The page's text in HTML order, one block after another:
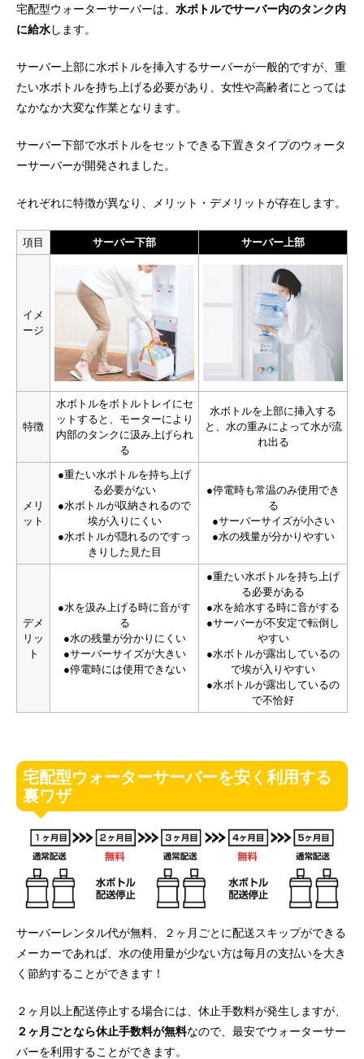
宅配型ウォーターサーバーは、 水ボトルでサーバー内のタンク内
に給水します。
サーバー上部に水ボトルを挿入するサーバーが一般的ですが、重
たい水ボトルを持ち上げる必要があり、女性や高齢者にとっては
なかなか大変な作業となります。
サーバー下部で水ボトルをセットできる下置きタイプのウォータ
ーサーバーが開発されました。
それぞれに特徴が異なり、メリット・デメリットが存在します。
項目 サーバー下部 サーバー上部
イメ
ージ
特徴
水ボトルをボトルトレイにセ
ットすると、モーターにより
内部のタンクに汲み上げられ
る
水ボトルを上部に挿入する
と、水の重みによって水が流
れ出る
メリ
ット
●重たい水ボトルを持ち上げ
る必要がない
●水ボトルが収納されるので
埃が入りにくい
●水ボトルが隠れるのですっ
きりした見た目
●停電時も常温のみ使用でき
る
●サーバーサイズが小さい
●水の残量が分かりやすい
デメ
リッ
ト
●水を汲み上げる時に音がす
る
●水の残量が分かりにくい
●サーバーサイズが大きい
●停電時には使用できない
●重たい水ボトルを持ち上げ
る必要がある
●水を給水する時に音がする
●サーバーが不安定で転倒し
やすい
●水ボトルが露出しているの
で埃が入りやすい
●水ボトルが露出しているの
で不恰好
宅配型ウォーターサーバーを安く利用する
裏ワザ
サーバーレンタル代が無料、２ヶ月ごとに配送スキップができる
メーカーであれば、水の使用量が少ない方は毎月の支払いを大き
く節約することができます！
２ヶ月以上配送停止する場合には、休止手数料が発生しますが、
２ヶ月ごとなら休止手数料が無料なので、最安でウォーターサー
バーを利用することができます。